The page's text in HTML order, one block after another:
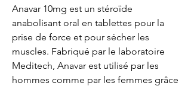
Anavar 10mg est un stéroïde
anabolisant oral en tablettes pour la
prise de force et pour sécher les
muscles. Fabriqué par le laboratoire
Meditech, Anavar est utilisé par les
hommes comme par les femmes grâce